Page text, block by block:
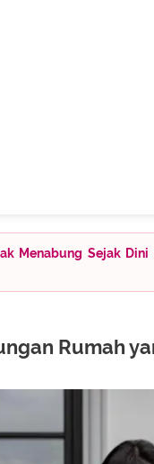
Menabung Sejak
Rumah